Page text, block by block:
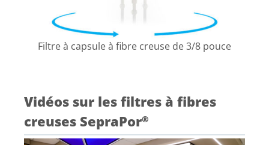
Filtre à capsule à fibre creuse de 3/8 pouce
Vidéos sur les filtres à fibres
creuses SepraPor®